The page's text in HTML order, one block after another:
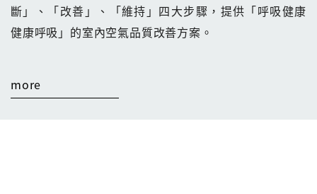
斷」、「改善」、「維持」四大步驟，提供「呼吸健康
健康呼吸」的室內空氣品質改善方案。
more